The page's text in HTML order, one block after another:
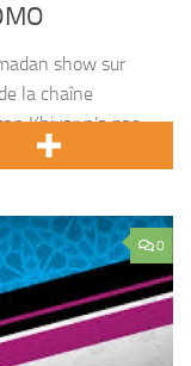
show sur
la chaîne
Khiyar n’a pas
0